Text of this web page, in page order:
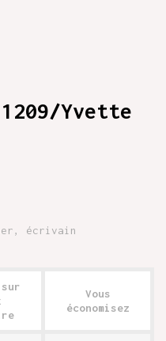
Yvette
écrivain
sur
Vous
économisez